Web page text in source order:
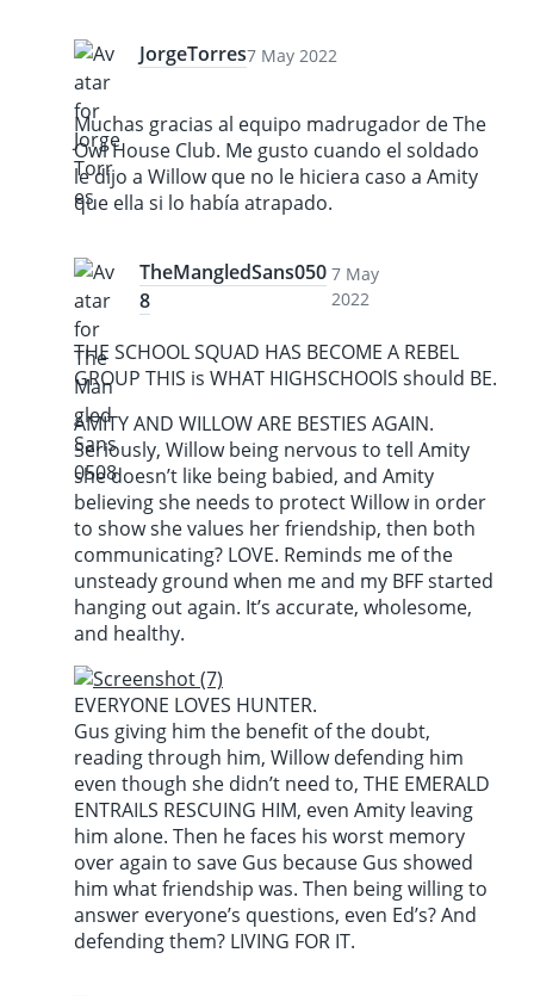
JorgeTorres7 May 2022
Muchas gracias al equipo madrugador de The
Owl House Club. Me gusto cuando el soldado
le dijo a Willow que no le hiciera caso a Amity
que ella si lo había atrapado.
TheMangledSans050
8
7 May
2022
THE SCHOOL SQUAD HAS BECOME A REBEL
GROUP THIS is WHAT HIGHSCHOOlS should BE.
AMITY AND WILLOW ARE BESTIES AGAIN.
Seriously, Willow being nervous to tell Amity
she doesn’t like being babied, and Amity
believing she needs to protect Willow in order
to show she values her friendship, then both
communicating? LOVE. Reminds me of the
unsteady ground when me and my BFF started
hanging out again. It’s accurate, wholesome,
and healthy.
EVERYONE LOVES HUNTER.
Gus giving him the benefit of the doubt,
reading through him, Willow defending him
even though she didn’t need to, THE EMERALD
ENTRAILS RESCUING HIM, even Amity leaving
him alone. Then he faces his worst memory
over again to save Gus because Gus showed
him what friendship was. Then being willing to
answer everyone’s questions, even Ed’s? And
defending them? LIVING FOR IT.